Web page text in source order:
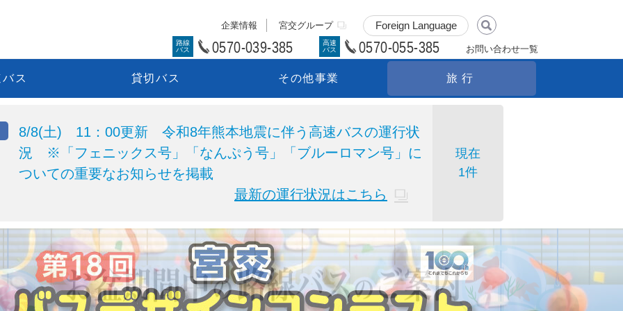
企業情報 宮交グループ
路線
バス
0570-039-385
高速
バス
0570-055-385 お問い合わせ一覧
ス 貸切バス その他事業 旅行
8/8(土) 11：00更新 令和8年熊本地震に伴う高速バスの運行状
況 ※「フェニックス号」「なんぷう号」「ブルーロマン号」に
ついての重要なお知らせを掲載
最新の運行状況はこちら
現在
1件